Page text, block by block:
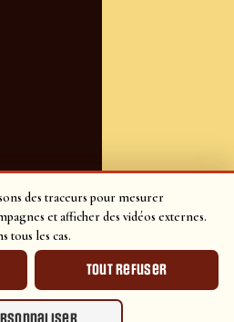
des traceurs pour mesurer
et afficher des vidéos externes.
tous les cas.
Tout refuser